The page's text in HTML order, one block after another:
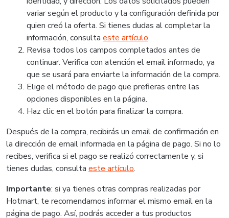
variar según el producto y la configuración definida por
quien creó la oferta. Si tienes dudas al completar la
información, consulta este artículo.
Revisa todos los campos completados antes de
continuar. Verifica con atención el email informado, ya
que se usará para enviarte la información de la compra.
Elige el método de pago que prefieras entre las
opciones disponibles en la página.
Haz clic en el botón para finalizar la compra.
Después de la compra, recibirás un email de confirmación en
la dirección de email informada en la página de pago. Si no lo
recibes, verifica si el pago se realizó correctamente y, si
tienes dudas, consulta este artículo.
Importante: si ya tienes otras compras realizadas por
Hotmart, te recomendamos informar el mismo email en la
página de pago. Así, podrás acceder a tus productos